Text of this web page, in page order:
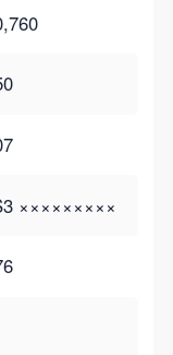
×××××××××